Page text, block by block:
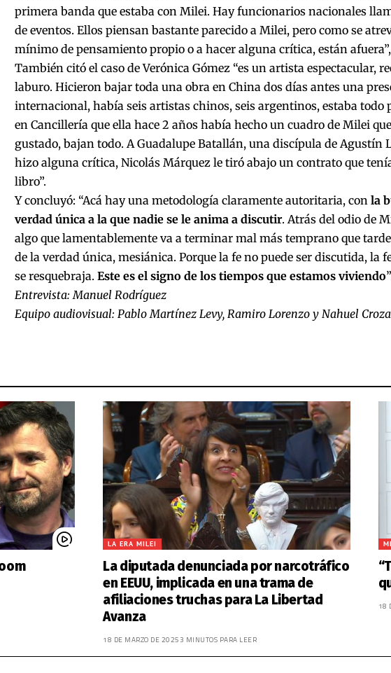
primera banda que estaba con Milei. Hay funcionarios nacionales
de eventos. Ellos piensan bastante parecido a Milei, pero como se
mínimo de pensamiento propio o a hacer alguna crítica, están
También citó el caso de Verónica Gómez “es un artista espectacular,
laburo. Hicieron bajar toda una obra en China dos días antes una
internacional, había seis artistas chinos, seis argentinos, estaba todo
en Cancillería que ella hace 2 años había hecho un cuadro de Milei
gustado, bajan todo. A Guadalupe Batallán, una discípula de Agustín
hizo alguna crítica, Nicolás Márquez le tiró abajo un contrato que
libro”.
Y concluyó: “Acá hay una metodología claramente autoritaria, con la
verdad única a la que nadie se le anima a discutir. Atrás del odio de
algo que lamentablemente va a terminar mal más temprano que
de la verdad única, mesiánica. Porque la fe no puede ser discutida, la
se resquebraja. Este es el signo de los tiempos que estamos viviendo
Entrevista: Manuel Rodríguez
Equipo audiovisual: Pablo Martínez Levy, Ramiro Lorenzo y Nahuel Croza
LA ERA MILEI
La diputada denunciada por narcotráfico
en EEUU, implicada en una trama de
afiliaciones truchas para La Libertad
Avanza
18 DE MARZO DE 2025 3 MINUTOS PARA LEER
18